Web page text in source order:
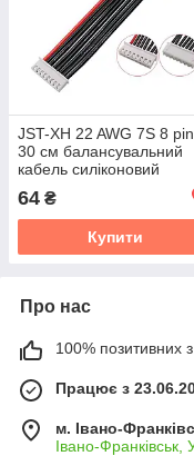
JST-XH 22 AWG 7S 8 pin
30 см балансувальний
кабель силіконовий
64 ₴
Купити
Про нас
100% позитивних з
Працює з
м. Івано-
Івано-Франківськ,